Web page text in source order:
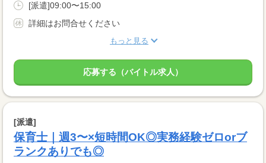
[派遣]09:00〜15:00
詳細はお問合せください
もっと見る
応募する（バイトル求人）
[派遣]
保育士｜週3〜×短時間OK◎実務経験ゼロorブ
ランクありでも◎